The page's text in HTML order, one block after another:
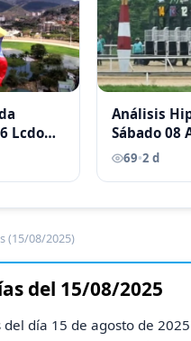
Lcdo
Análisis
Sábado 08
Antoni
69•2 d
(15/08/2025)
del 15/08/2025
día 15 de agosto de